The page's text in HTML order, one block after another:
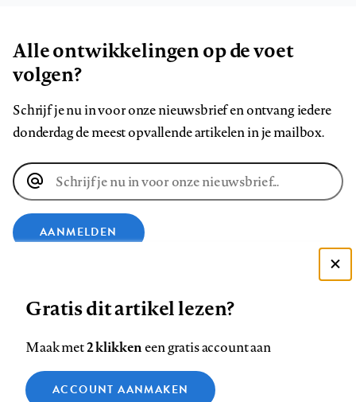
Alle ontwikkelingen op de voet
volgen?
Schrijf je nu in voor onze nieuwsbrief en ontvang iedere
donderdag de meest opvallende artikelen in je mailbox.
E-
mailadres
AANMELDEN
op
op
op
ons
op
Contact Colofon Disclaimer Privacy
Zie onze cookie policy
Gratis dit artikel lezen?
Maak met2 klikkeneen gratis account aan
ACCOUNT AANMAKEN